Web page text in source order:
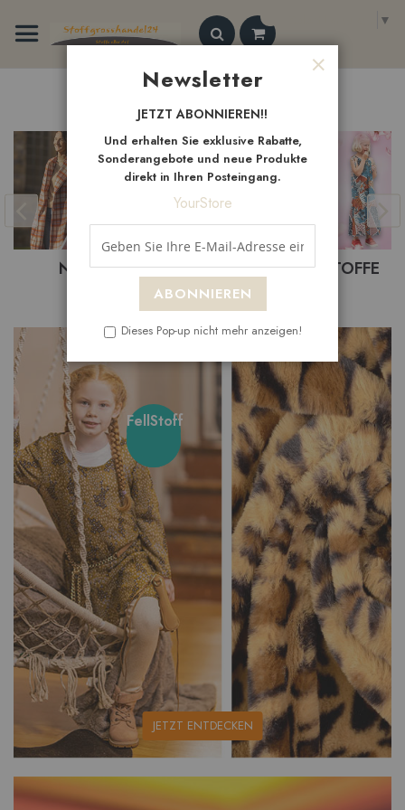
Inhalt
springen
▼
Search
NeueArtikel
BEKLEIDUNGSTOFFE BASTELSTOFFE
unsere
FellStoff
JETZT ENTDECKEN
Newsletter
JETZT ABONNIEREN!!
Und erhalten Sie exklusive Rabatte,
Sonderangebote und neue Produkte
direkt in Ihren Posteingang.
YourStore
ABONNIEREN
Dieses Pop-up nicht mehr anzeigen!